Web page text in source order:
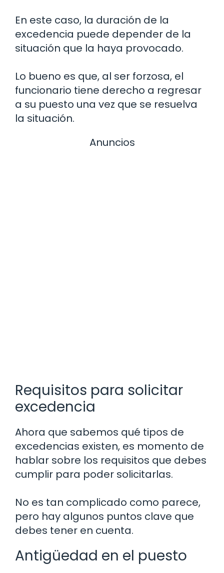
En este caso, la duración de la
excedencia puede depender de la
situación que la haya provocado.
Lo bueno es que, al ser forzosa, el
funcionario tiene derecho a regresar
a su puesto una vez que se resuelva
la situación.
Anuncios
Requisitos para solicitar
excedencia
Ahora que sabemos qué tipos de
excedencias existen, es momento de
hablar sobre los requisitos que debes
cumplir para poder solicitarlas.
No es tan complicado como parece,
pero hay algunos puntos clave que
debes tener en cuenta.
Antigüedad en el puesto